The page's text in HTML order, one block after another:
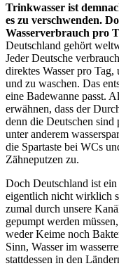
Trinkwasser ist
es zu verschwenden.
Wasserverbrauch pro
Deutschland gehört
Jeder Deutsche
direktes Wasser pro
und zu waschen. Das
eine Badewanne passt.
erwähnen, dass der
denn die Deutschen
unter anderem
die Spartaste bei WCs
Zähneputzen zu.
Doch Deutschland ist
eigentlich nicht wirklich
zumal durch unsere
gepumpt werden
weder Keime noch
Sinn, Wasser im
stattdessen in den